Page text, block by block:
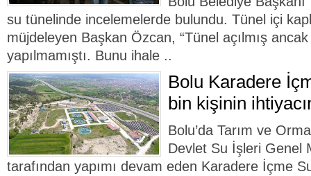
su tünelinde incelemelerde bulundu. Tünel içi
müjdeleyen Başkan Özcan, “Tünel açılmış
yapılmamıştı. Bunu ihale ..
Bolu Karadere
bin kişinin
Bolu’da Tarım ve
Devlet Su İşleri Genel
tarafından yapımı devam eden Karadere İçme